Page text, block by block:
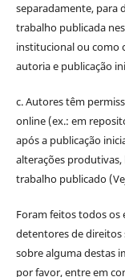
separadamente, para
trabalho publicada
institucional ou como
autoria e publicação
c. Autores têm
online (ex.: em
após a publicação
alterações
trabalho publicado
Foram feitos todos os
detentores de direitos
sobre alguma destas
por favor, entre em